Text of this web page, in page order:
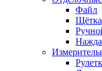
Файл
Щётка